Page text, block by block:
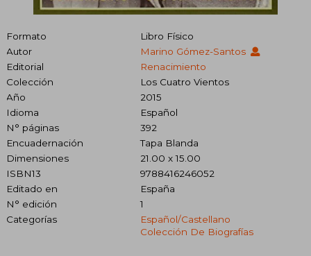
Formato
Libro Físico
Autor
Marino Gómez-Santos
Editorial
Renacimiento
Colección
Los Cuatro Vientos
Año
2015
Idioma
Español
N° páginas
392
Encuadernación
Tapa Blanda
Dimensiones
21.00 x 15.00
ISBN13
9788416246052
Editado en
España
N° edición
1
Categorías
Español/castellano
Colección De Biografías